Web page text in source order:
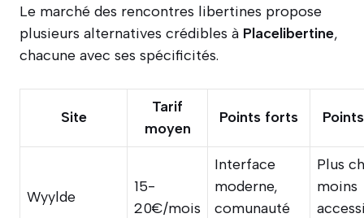
Le marché des rencontres libertines propose
plusieurs alternatives crédibles à Placelibertine,
chacune avec ses spécificités.
Site
Tarif
moyen
Points forts
Wyylde
15-
20€/mois
Interface
moderne,
comunauté
Plus
moins